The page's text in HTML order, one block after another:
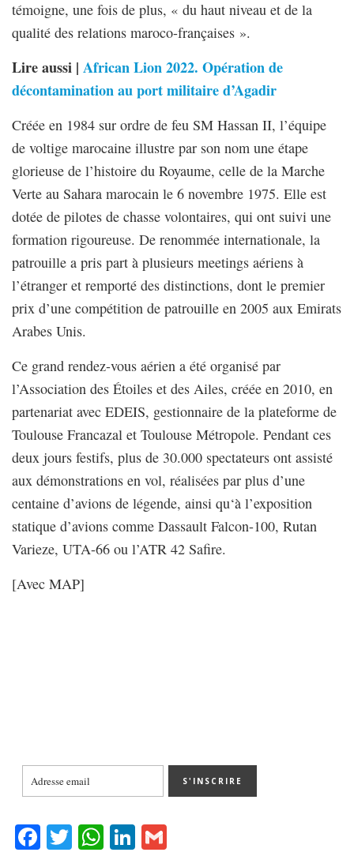
témoigne, une fois de plus, « du haut niveau et de la
qualité des relations maroco-françaises ».
Lire aussi | African Lion 2022. Opération de
décontamination au port militaire d’Agadir
Créée en 1984 sur ordre de feu SM Hassan II, l’équipe
de voltige marocaine illustre par son nom une étape
glorieuse de l’histoire du Royaume, celle de la Marche
Verte au Sahara marocain le 6 novembre 1975. Elle est
dotée de pilotes de chasse volontaires, qui ont suivi une
formation rigoureuse. De renommée internationale, la
patrouille a pris part à plusieurs meetings aériens à
l’étranger et remporté des distinctions, dont le premier
prix d’une compétition de patrouille en 2005 aux Emirats
Arabes Unis.
Ce grand rendez-vous aérien a été organisé par
l’Association des Étoiles et des Ailes, créée en 2010, en
partenariat avec EDEIS, gestionnaire de la plateforme de
Toulouse Francazal et Toulouse Métropole. Pendant ces
deux jours festifs, plus de 30.000 spectateurs ont assisté
aux démonstrations en vol, réalisées par plus d’une
centaine d’avions de légende, ainsi qu‘à l’exposition
statique d’avions comme Dassault Falcon-100, Rutan
Varieze, UTA-66 ou l’ATR 42 Safire.
[Avec MAP]
Fa T W Li